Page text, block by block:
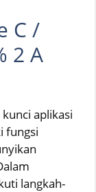
C /
2 A
aplikasi
fungsi
langkah-